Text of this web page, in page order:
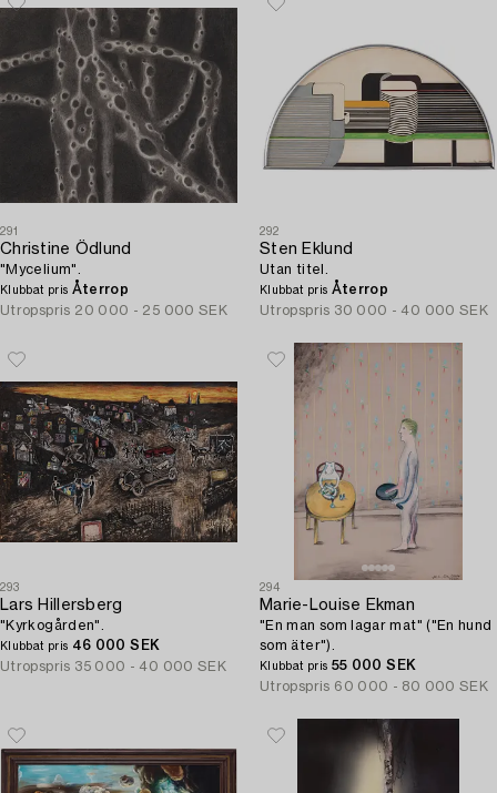
291
Christine Ödlund
"Mycelium".
Klubbat pris Återrop
Utropspris 20 000 - 25 000 SEK
292
Sten Eklund
Utan titel.
Klubbat pris Återrop
Utropspris 30 000 - 40 000 SEK
293
Lars Hillersberg
"Kyrkogården".
Klubbat pris 46 000 SEK
Utropspris 35 000 - 40 000 SEK
294
Marie-Louise Ekman
"En man som lagar mat" ("En hund
som äter").
Klubbat pris 55 000 SEK
Utropspris 60 000 - 80 000 SEK